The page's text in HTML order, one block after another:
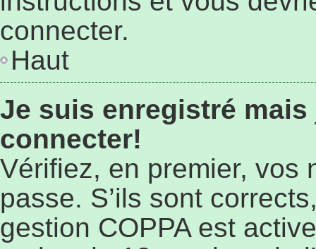
connecter.
Haut
Je suis enregistré mais
connecter!
Vérifiez, en premier, vos
passe. S’ils sont
gestion COPPA est